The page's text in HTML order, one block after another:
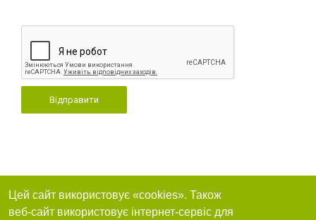
Відправити
Цей сайт використовує «cookies». Також
веб-сайт використовує інтернет-сервіс для